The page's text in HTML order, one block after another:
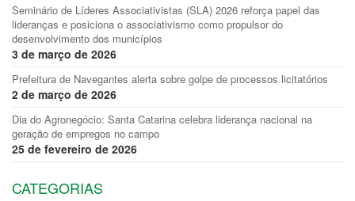
Seminário de Líderes Associativistas (SLA) 2026 reforça papel das
lideranças e posiciona o associativismo como propulsor do
desenvolvimento dos municípios
3 de março de 2026
Prefeitura de Navegantes alerta sobre golpe de processos licitatórios
2 de março de 2026
Dia do Agronegócio: Santa Catarina celebra liderança nacional na
geração de empregos no campo
25 de fevereiro de 2026
CATEGORIAS